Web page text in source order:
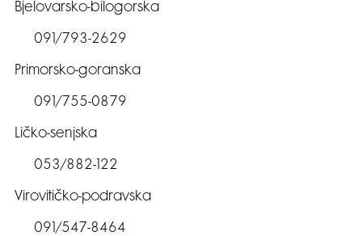
Bjelovarsko-bilogorska
091/793-2629
Primorsko-goranska
091/755-0879
Ličko-senjska
053/882-122
Virovitičko-podravska
091/547-8464